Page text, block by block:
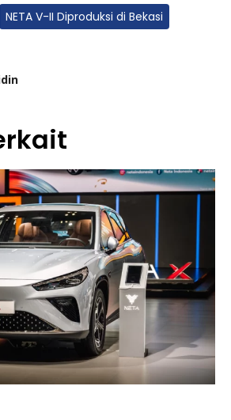
NETA V-II Diproduksi di Bekasi